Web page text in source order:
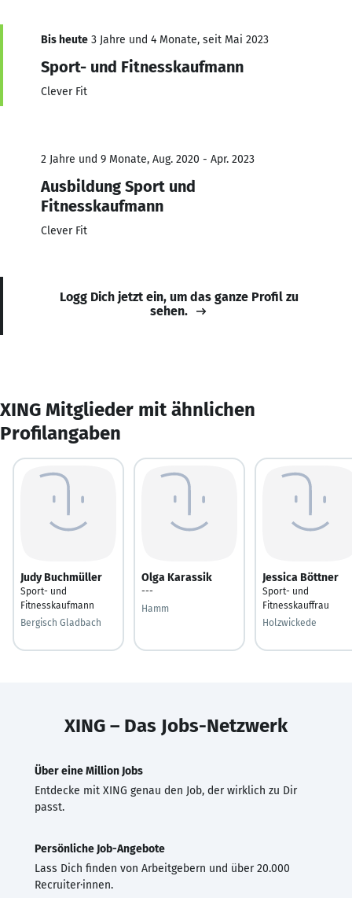
Bis heute 3 Jahre und 4 Monate, seit Mai 2023
Sport- und Fitnesskaufmann
Clever Fit
2 Jahre und 9 Monate, Aug. 2020 - Apr. 2023
Ausbildung Sport und
Fitnesskaufmann
Clever Fit
Logg Dich jetzt ein, um das ganze Profil zu
sehen.
XING Mitglieder mit ähnlichen
Profilangaben
Judy Buchmüller
Sport- und
Fitnesskaufmann
Bergisch Gladbach
Olga Karassik
---
Hamm
Jessica Böttner
Sport- und
Fitnesskauffrau
Holzwickede
XING – Das Jobs-Netzwerk
Über eine Million Jobs
Entdecke mit XING genau den Job, der wirklich zu Dir
passt.
Persönliche Job-Angebote
Lass Dich finden von Arbeitgebern und über 20.000
Recruiter·innen.